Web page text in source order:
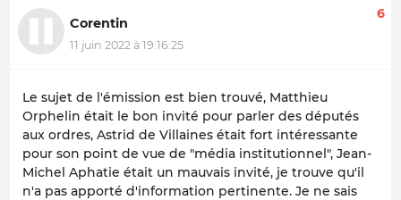
Corentin
11 juin 2022 à 19:16:25
6
Le sujet de l'émission est bien trouvé, Matthieu
Orphelin était le bon invité pour parler des députés
aux ordres, Astrid de Villaines était fort intéressante
pour son point de vue de "média institutionnel", Jean-
Michel Aphatie était un mauvais invité, je trouve qu'il
n'a pas apporté d'information pertinente. Je ne sais